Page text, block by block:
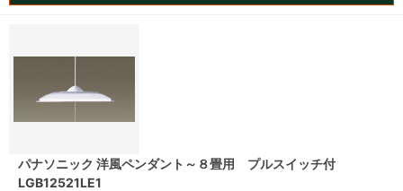
パナソニック 洋風ペンダント～８畳用 プルスイッチ付
LGB12521LE1